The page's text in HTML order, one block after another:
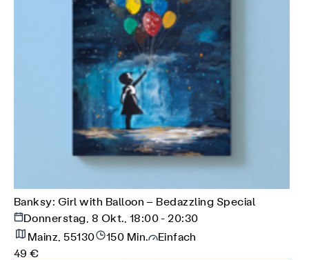
Banksy: Girl with Balloon – Bedazzling Special
Donnerstag, 8 Okt., 18:00 - 20:30
Mainz, 55130
150 Min.
Einfach
49 €